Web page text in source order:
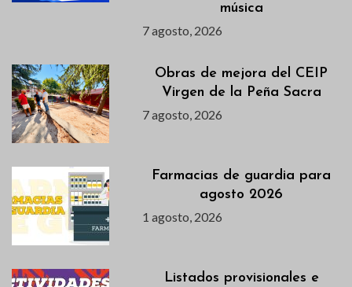
música
7 agosto, 2026
Obras de mejora del CEIP
Virgen de la Peña Sacra
7 agosto, 2026
Farmacias de guardia para
agosto 2026
1 agosto, 2026
Listados provisionales e